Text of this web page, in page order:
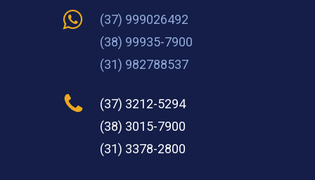
(37) 999026492
(38) 99935-7900
(31) 982788537
(37) 3212-5294
(38) 3015-7900
(31) 3378-2800